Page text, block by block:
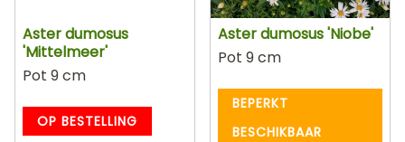
Aster dumosus
'Mittelmeer'
Pot 9 cm
OP BESTELLING
Aster dumosus 'Niobe'
Pot 9 cm
BEPERKT
BESCHIKBAAR